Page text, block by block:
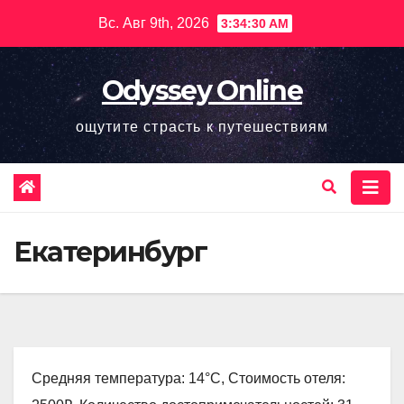
содержимому
Вс. Авг 9th, 2026 3:34:31 AM
Odyssey Online
ощутите страсть к путешествиям
Екатеринбург
Средняя температура: 14°C, Стоимость отеля: